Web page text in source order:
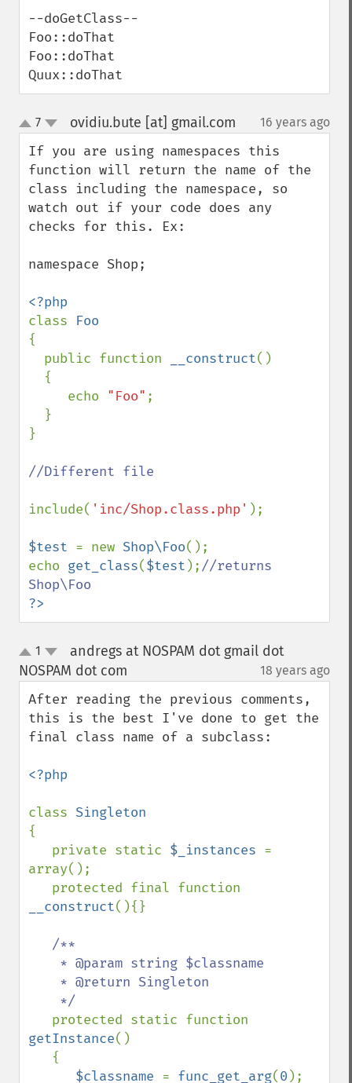
--doGetClass--
Foo::doThat
Foo::doThat
Quux::doThat
up
down
7 ovidiu.bute [at] gmail.com 16 years ago
If you are using namespaces this
function will return the name of the
class including the namespace, so
watch out if your code does any
checks for this. Ex:
namespace Shop;
class
{
  public function
__construct()
     echo
"Foo" ;
}
//Different file
include( 'inc/Shop.class.php' );
$test = new Shop\Foo();
echo get_class($test );//returns
?>
up
down
1
andregs at NOSPAM dot gmail dot
NOSPAM dot com
18 years ago
After reading the previous comments,
this is the best I've done to get the
final class name of a subclass:
<?php
class
{
   private static
$_instances =
array();
__construct(){}
/**
getInstance()
$classname = func_get_arg(0 );